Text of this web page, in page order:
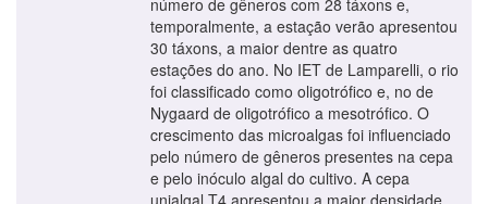
temporalmente, a estação verão apresentou
30 táxons, a maior dentre as quatro
estações do ano. No IET de Lamparelli, o rio
foi classificado como oligotrófico e, no de
Nygaard de oligotrófico a mesotrófico. O
crescimento das microalgas foi influenciado
pelo número de gêneros presentes na cepa
e pelo inóculo algal do cultivo. A cepa
unialgal T4 apresentou a maior densidade